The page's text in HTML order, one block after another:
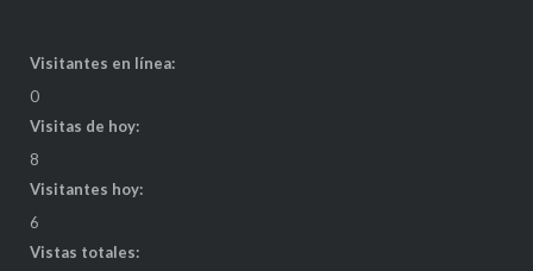
Visitantes en línea:
0
Visitas de hoy:
8
Visitantes hoy:
6
Vistas totales: